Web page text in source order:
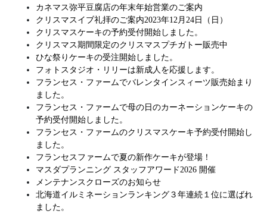
カネマス弥平豆腐店の年末年始営業のご案内
クリスマスイブ礼拝のご案内2023年12月24日（日）
クリスマスケーキの予約受付開始しました。
クリスマス期間限定のクリスマスプチガトー販売中
ひな祭りケーキの受注開始しました。
フォトスタジオ・リリーは新成人を応援します。
フランセス・ファームでバレンタインスィーツ販売始まり
ました。
フランセス・ファームで母の日のカーネーションケーキの
予約受付開始しました。
フランセス・ファームのクリスマスケーキ予約受付開始し
ました。
フランセスファームで夏の新作ケーキが登場！
マスダプランニング スタッフアワード2026 開催
メンテナンスクローズのお知らせ
北海道イルミネーションランキング３年連続１位に選ばれ
ました。